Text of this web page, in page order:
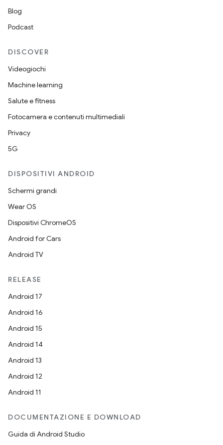
Blog
Podcast
DISCOVER
Videogiochi
Machine learning
Salute e fitness
Fotocamera e contenuti multimediali
Privacy
5G
DISPOSITIVI ANDROID
Schermi grandi
Wear OS
Dispositivi ChromeOS
Android for Cars
Android TV
RELEASE
Android 17
Android 16
Android 15
Android 14
Android 13
Android 12
Android 11
DOCUMENTAZIONE E DOWNLOAD
Guida di Android Studio